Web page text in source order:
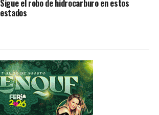
Sigue el robo de hidrocarburo en estos
estados